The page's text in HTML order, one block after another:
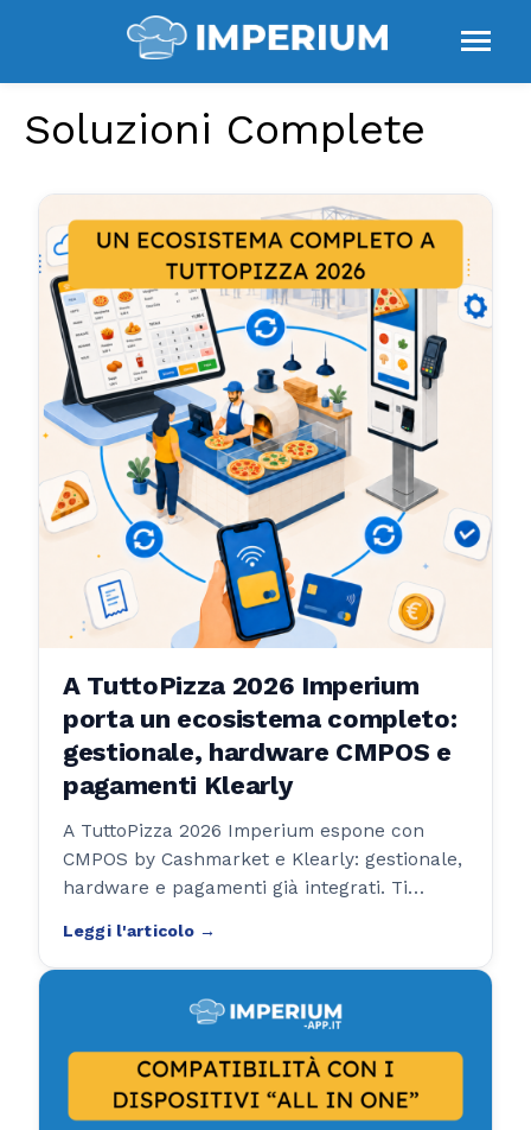
Soluzioni Complete
A TuttoPizza 2026 Imperium
porta un ecosistema completo:
gestionale, hardware CMPOS e
pagamenti Klearly
A TuttoPizza 2026 Imperium espone con
CMPOS by Cashmarket e Klearly: gestionale,
hardware e pagamenti già integrati. Ti